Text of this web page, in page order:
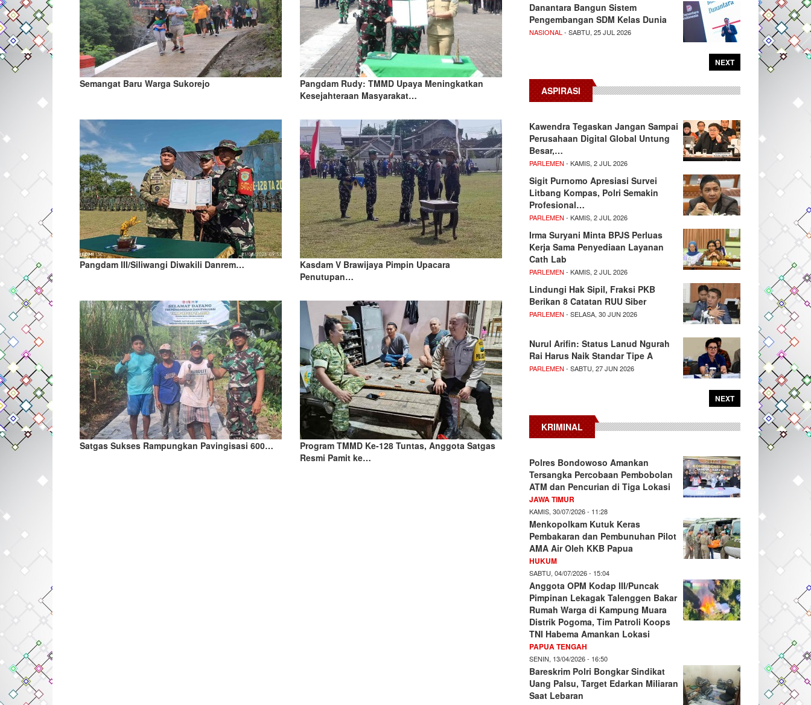
Semangat Baru Warga Sukorejo
Pangdam Rudy: TMMD Upaya Meningkatkan
Kesejahteraan Masyarakat…
Pangdam III/Siliwangi Diwakili Danrem…
Kasdam V Brawijaya Pimpin Upacara
Penutupan…
Satgas Sukses Rampungkan Pavingisasi 600…
Program TMMD Ke-128 Tuntas, Anggota Satgas
Resmi Pamit ke…
Danantara Bangun Sistem
Pengembangan SDM Kelas Dunia
NASIONAL - SABTU, 25 JUL 2026
NEXT
ASPIRASI
Kawendra Tegaskan Jangan Sampai
Perusahaan Digital Global Untung
Besar,…
PARLEMEN - KAMIS, 2 JUL 2026
Sigit Purnomo Apresiasi Survei
Litbang Kompas, Polri Semakin
Profesional…
PARLEMEN - KAMIS, 2 JUL 2026
Irma Suryani Minta BPJS Perluas
Kerja Sama Penyediaan Layanan
Cath Lab
PARLEMEN - KAMIS, 2 JUL 2026
Lindungi Hak Sipil, Fraksi PKB
Berikan 8 Catatan RUU Siber
PARLEMEN - SELASA, 30 JUN 2026
Nurul Arifin: Status Lanud Ngurah
Rai Harus Naik Standar Tipe A
PARLEMEN - SABTU, 27 JUN 2026
NEXT
KRIMINAL
Polres Bondowoso Amankan
Tersangka Percobaan Pembobolan
ATM dan Pencurian di Tiga Lokasi
JAWA TIMUR
KAMIS, 30/07/2026 - 11:28
Menkopolkam Kutuk Keras
Pembakaran dan Pembunuhan Pilot
AMA Air Oleh KKB Papua
HUKUM
SABTU, 04/07/2026 - 15:04
Anggota OPM Kodap III/Puncak
Pimpinan Lekagak Talenggen Bakar
Rumah Warga di Kampung Muara
Distrik Pogoma, Tim Patroli Koops
TNI Habema Amankan Lokasi
PAPUA TENGAH
SENIN, 13/04/2026 - 16:50
Bareskrim Polri Bongkar Sindikat
Uang Palsu, Target Edarkan Miliaran
Saat Lebaran